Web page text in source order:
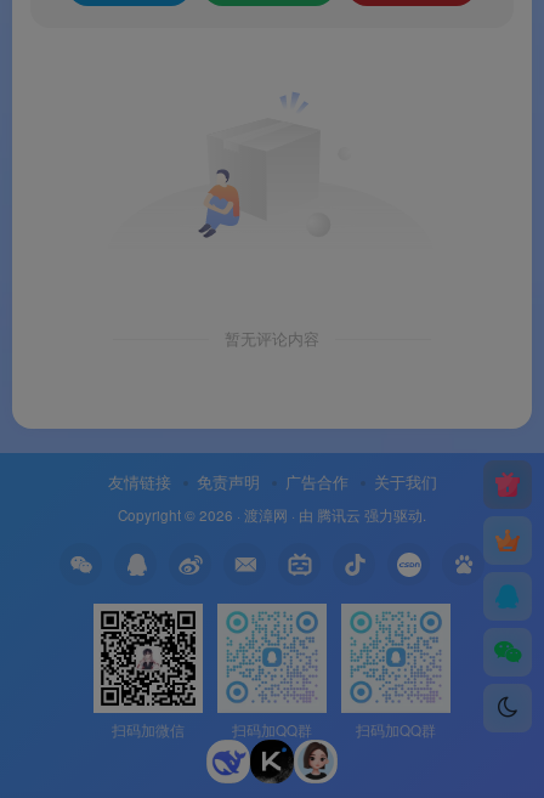
暂无评论内容
友情链接 免责声明 广告合作 关于我们
Copyright © 2026 · 渡漳网 · 由 腾讯云 强力驱动.
扫码加微信 扫码加QQ群 扫码加QQ群